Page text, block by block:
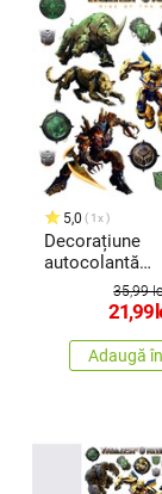
5,0 1x
Decorațiune
autocolantă
Transformers,
35,99
21,99
Adaugă